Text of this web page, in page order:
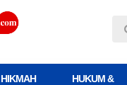
HIKMAH
HUKUM &